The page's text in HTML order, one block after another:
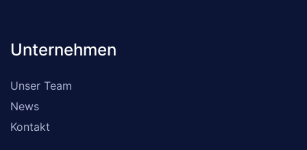
Unternehmen
Unser Team
News
Kontakt